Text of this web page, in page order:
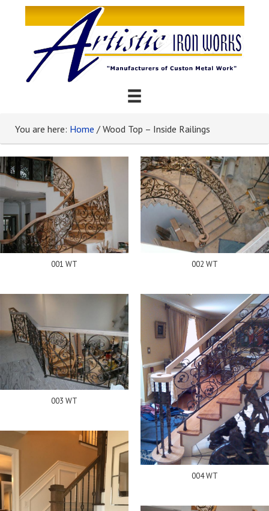
You are here: Home / Wood Top – Inside Railings
001 WT
003 WT
002 WT
004 WT